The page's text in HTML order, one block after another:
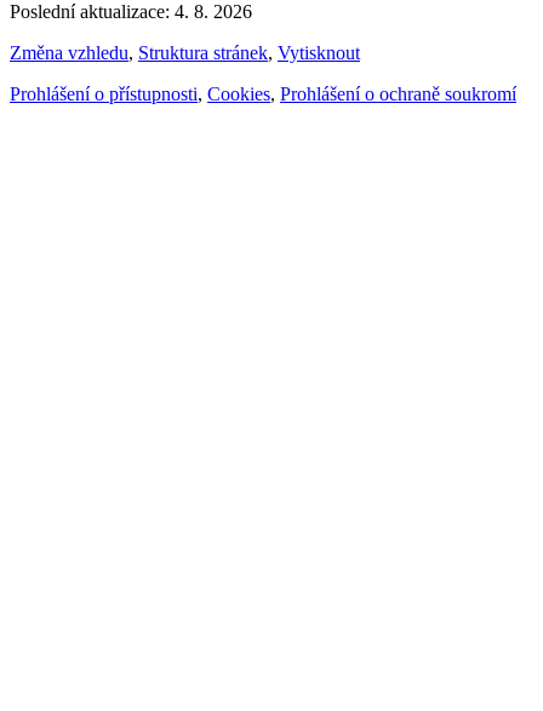
Poslední aktualizace: 4. 8. 2026
Změna vzhledu, Struktura stránek, Vytisknout
Prohlášení o přístupnosti, Cookies, Prohlášení o ochraně soukromí